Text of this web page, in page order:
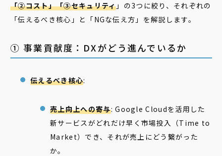
「②コスト」「③セキュリティ 」の3つに絞り、それぞれの
「伝えるべき核心」と「NGな伝え方」を解説します。
① 事業貢献度：DXがどう進んでいるか
伝えるべき核心:
売上向上への寄与: Google Cloudを活用した
新サービスがどれだけ早く市場投入（Time to
Market）でき、それが売上にどう繋がった
か。